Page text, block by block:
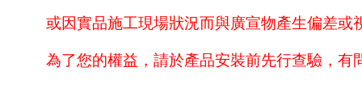
或因實品施工現場狀況而與廣宣物產生偏差或
為了您的權益，請於產品安裝前先行查驗，